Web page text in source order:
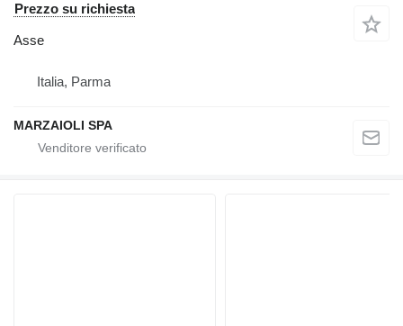
Prezzo su richiesta
Asse
Italia, Parma
MARZAIOLI SPA